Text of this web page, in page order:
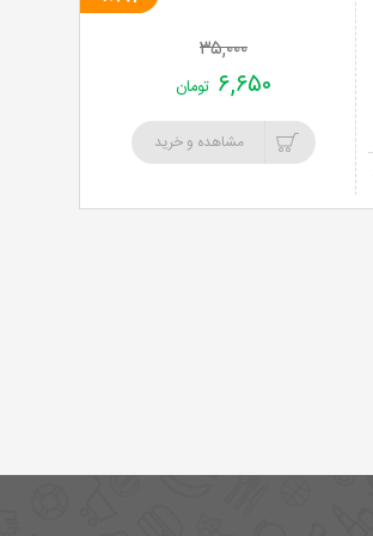
۳۵,۰۰۰
۶,۶۵۰ تومان
مشاهده و خرید